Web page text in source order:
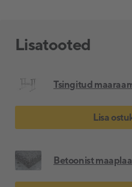
Lisatooted
Tsingitud
Lisa
Betoonist